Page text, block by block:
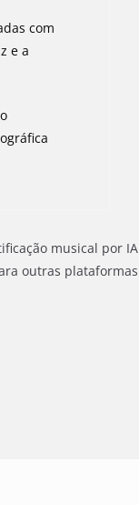
com
e a
musical por IA
outras plataformas